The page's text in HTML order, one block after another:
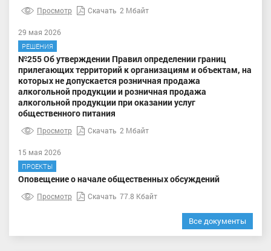
Просмотр Скачать 2 Мбайт
29 мая 2026
РЕШЕНИЯ
№255 Об утверждении Правил определении границ
прилегающих территорий к организациям и объектам, на
которых не допускается розничная продажа
алкогольной продукции и розничная продажа
алкогольной продукции при оказании услуг
общественного питания
Просмотр Скачать 2 Мбайт
15 мая 2026
ПРОЕКТЫ
Оповещение о начале общественных обсуждений
Просмотр Скачать 77.8 Кбайт
Все документы